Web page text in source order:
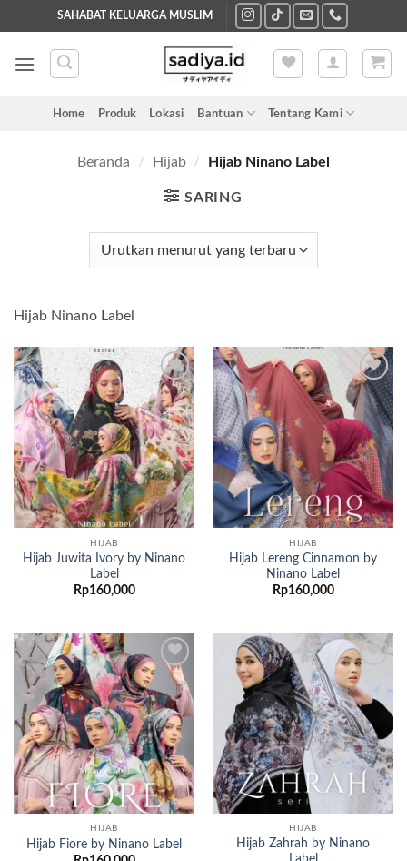
to
content
SAHABAT KELUARGA MUSLIM
Home Produk Lokasi Bantuan Tentang Kami
Beranda / Hijab / Hijab Ninano Label
SARING
Hijab Ninano Label
Add to
wishlist
HIJAB
Hijab Juwita Ivory by Ninano
Label
Rp160,000
Add to
wishlist
HIJAB
Hijab Lereng Cinnamon by
Ninano Label
Rp160,000
Add to
wishlist
HIJAB
Hijab Fiore by Ninano Label
Add to
wishlist
HIJAB
Hijab Zahrah by Ninano